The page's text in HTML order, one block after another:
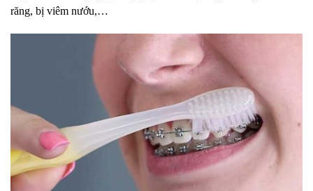
răng, bị viêm nướu,…